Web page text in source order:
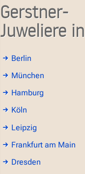
Gerstner-
Juweliere in
Berlin
München
Hamburg
Köln
Leipzig
Frankfurt am Main
Dresden